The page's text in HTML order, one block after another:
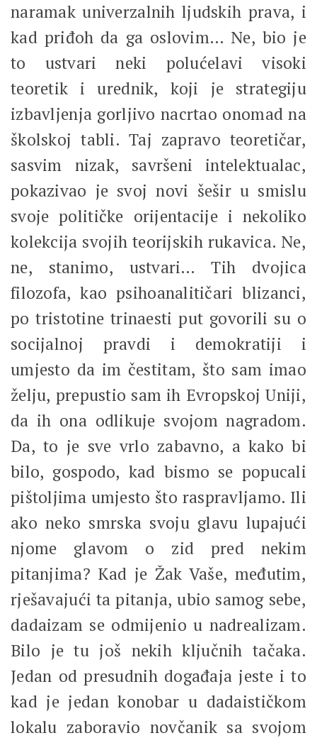
naramak univerzalnih ljudskih prava, i
kad priđoh da ga oslovim… Ne, bio je
to ustvari neki polućelavi visoki
teoretik i urednik, koji je strategiju
izbavljenja gorljivo nacrtao onomad na
školskoj tabli. Taj zapravo teoretičar,
sasvim nizak, savršeni intelektualac,
pokazivao je svoj novi šešir u smislu
svoje političke orijentacije i nekoliko
kolekcija svojih teorijskih rukavica. Ne,
ne, stanimo, ustvari… Tih dvojica
filozofa, kao psihoanalitičari blizanci,
po tristotine trinaesti put govorili su o
socijalnoj pravdi i demokratiji i
umjesto da im čestitam, što sam imao
želju, prepustio sam ih Evropskoj Uniji,
da ih ona odlikuje svojom nagradom.
Da, to je sve vrlo zabavno, a kako bi
bilo, gospodo, kad bismo se popucali
pištoljima umjesto što raspravljamo. Ili
ako neko smrska svoju glavu lupajući
njome glavom o zid pred nekim
pitanjima? Kad je Žak Vaše, međutim,
rješavajući ta pitanja, ubio samog sebe,
dadaizam se odmijenio u nadrealizam.
Bilo je tu još nekih ključnih tačaka.
Jedan od presudnih događaja jeste i to
kad je jedan konobar u dadaističkom
lokalu zaboravio novčanik sa svojom